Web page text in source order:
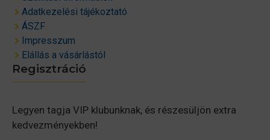
Adatkezelési tájékoztató
ÁSZF
Impresszum
Elállás a vásárlástól
Regisztráció
Legyen tagja VIP klubunknak, és részesüljön extra
kedvezményekben!